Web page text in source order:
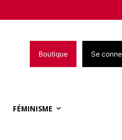
Boutique Se
FÉMINISME